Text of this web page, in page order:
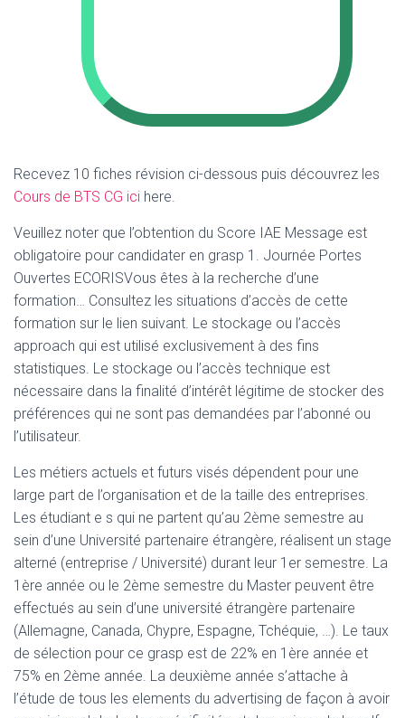
Recevez 10 fiches révision ci-dessous puis découvrez les
Cours de BTS CG ici here.
Veuillez noter que l’obtention du Score IAE Message est
obligatoire pour candidater en grasp 1. Journée Portes
Ouvertes ECORISVous êtes à la recherche d’une
formation… Consultez les situations d’accès de cette
formation sur le lien suivant. Le stockage ou l’accès
approach qui est utilisé exclusivement à des fins
statistiques. Le stockage ou l’accès technique est
nécessaire dans la finalité d’intérêt légitime de stocker des
préférences qui ne sont pas demandées par l’abonné ou
l’utilisateur.
Les métiers actuels et futurs visés dépendent pour une
large part de l’organisation et de la taille des entreprises.
Les étudiant e s qui ne partent qu’au 2ème semestre au
sein d’une Université partenaire étrangère, réalisent un stage
alterné (entreprise / Université) durant leur 1er semestre. La
1ère année ou le 2ème semestre du Master peuvent être
effectués au sein d’une université étrangère partenaire
(Allemagne, Canada, Chypre, Espagne, Tchéquie, …). Le taux
de sélection pour ce grasp est de 22% en 1ère année et
75% en 2ème année. La deuxième année s’attache à
l’étude de tous les elements du advertising de façon à avoir